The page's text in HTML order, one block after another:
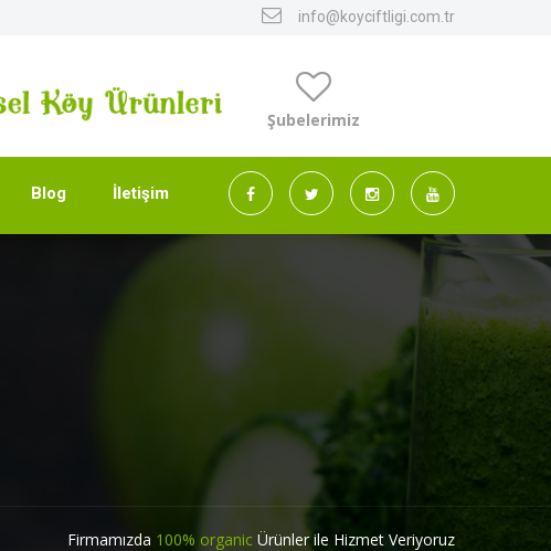
info@koyciftligi.com.tr
Şubelerimiz
Blog İletişim
Firmamızda 100% organic Ürünler ile Hizmet Veriyoruz